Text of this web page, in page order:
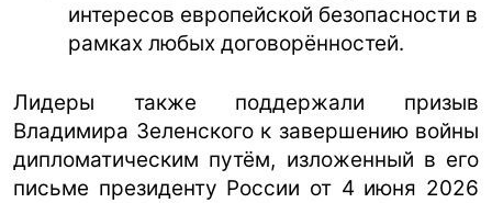
интересов европейской безопасности в
рамках любых договорённостей.
Лидеры также поддержали призыв
Владимира Зеленского к завершению войны
дипломатическим путём, изложенный в его
письме президенту России от 4 июня 2026